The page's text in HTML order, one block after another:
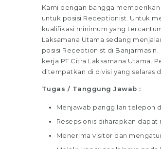
Kami dengan bangga
untuk posisi Receptionist. Untuk
kualifikasi minimum yang
Laksamana Utama sedang
posisi Receptionist di
kerja PT Citra Laksamana Utama.
ditempatkan di divisi yang selaras
Tugas / Tanggung Jawab :
Menjawab panggilan telepon
Resepsionis diharapkan
Menerima visitor dan